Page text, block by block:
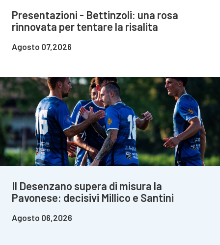
Presentazioni - Bettinzoli: una rosa
rinnovata per tentare la risalita
Agosto 07,2026
Il Desenzano supera di misura la
Pavonese: decisivi Millico e Santini
Agosto 06,2026